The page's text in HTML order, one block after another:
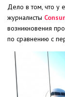
Дело в том, что у
журналисты
возникновения
по сравнению с